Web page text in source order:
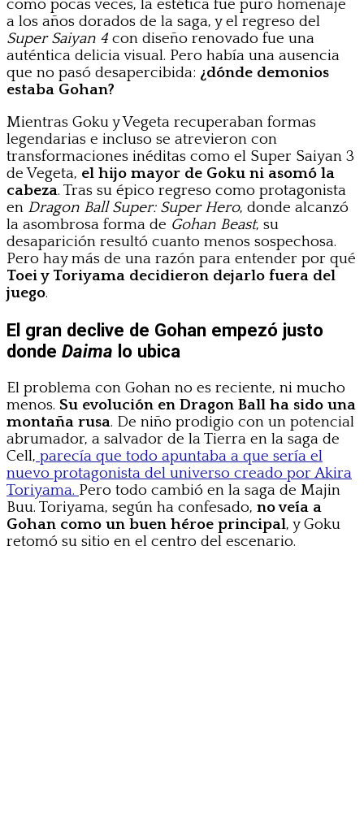
como pocas veces, la estética fue puro homenaje
a los años dorados de la saga, y el regreso del
Super Saiyan 4con diseño renovado fue una
auténtica delicia visual. Pero había una ausencia
que no pasó desapercibida: ¿dónde demonios
estaba Gohan?
Mientras Goku y Vegeta recuperaban formas
legendarias e incluso se atrevieron con
transformaciones inéditas como el Super Saiyan 3
de Vegeta, el hijo mayor de Goku ni asomó la
cabeza. Tras su épico regreso como protagonista
en Dragon Ball Super: Super Hero, donde alcanzó
la asombrosa forma de Gohan Beast, su
desaparición resultó cuanto menos sospechosa.
Pero hay más de una razón para entender por qué
Toei y Toriyama decidieron dejarlo fuera del
juego.
El gran declive de Gohan empezó justo
donde Daima lo ubica
El problema con Gohan no es reciente, ni mucho
menos. Su evolución en Dragon Ball ha sido una
montaña rusa. De niño prodigio con un potencial
abrumador, a salvador de la Tierra en la saga de
Cell, parecía que todo apuntaba a que sería el
nuevo protagonista del universo creado por Akira
Toriyama. Pero todo cambió en la saga de Majin
Buu. Toriyama, según ha confesado, no veía a
Gohan como un buen héroe principal, y Goku
retomó su sitio en el centro del escenario.